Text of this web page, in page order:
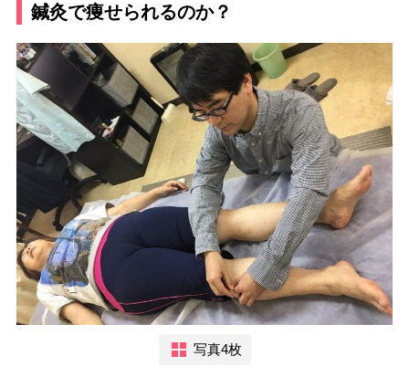
鍼灸で痩せられるのか？
写真4枚